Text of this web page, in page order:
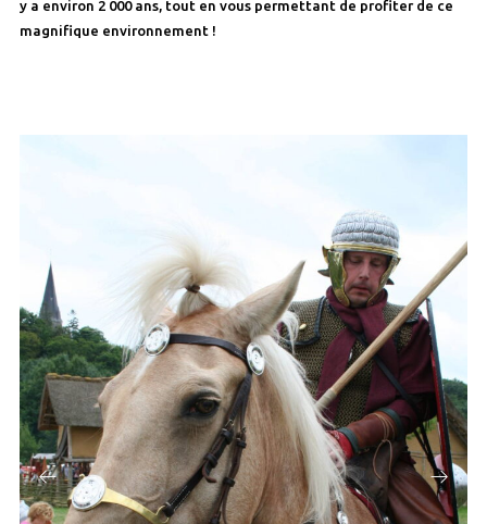
y a environ 2 000 ans, tout en vous permettant de profiter de ce
magnifique environnement !